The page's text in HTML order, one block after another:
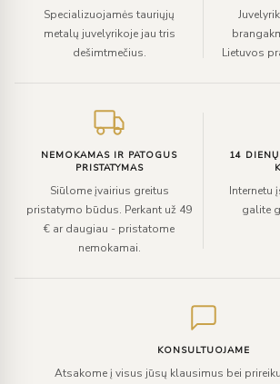
Specializuojamės tauriųjų
metalų juvelyrikoje jau tris
dešimtmečius.
Lietuvos
NEMOKAMAS IR PATOGUS
PRISTATYMAS
Siūlome įvairius greitus
pristatymo būdus. Perkant už 49
€ ar daugiau - pristatome
nemokamai.
14
Internetu
galite
KONSULTUOJAME
Atsakome į visus jūsų klausimus bei